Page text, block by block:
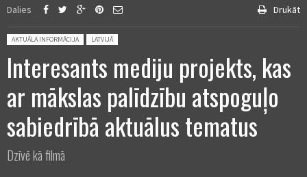
Dalies Drukāt
Posted in:
AKTUĀLA INFORMĀCIJA LATVIJĀ
Interesants mediju projekts, kas
ar mākslas palīdzību atspoguļo
sabiedrībā aktuālus tematus
Dzīvē kā filmā